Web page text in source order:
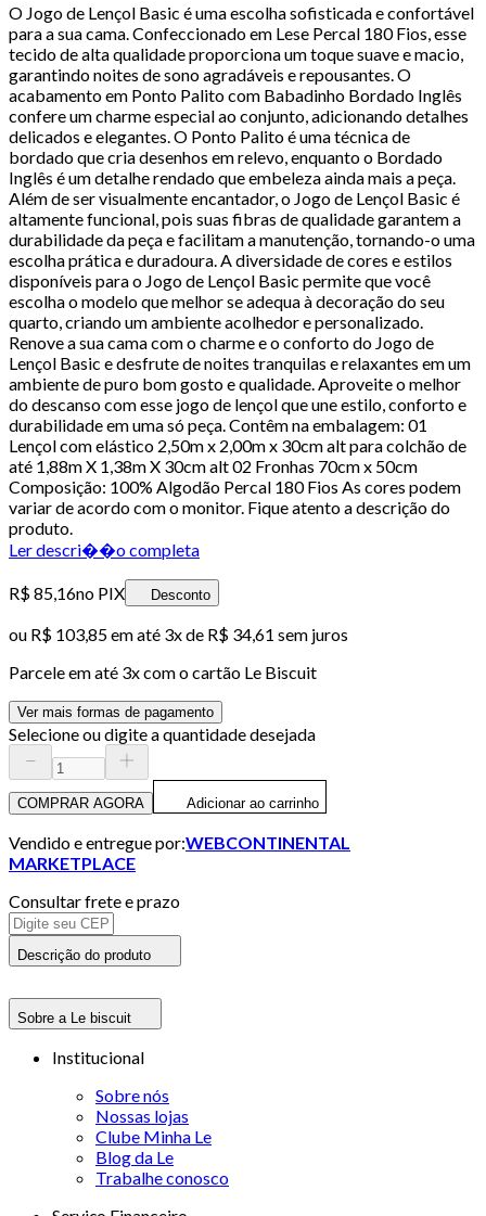
O Jogo de Lençol Basic é uma escolha sofisticada e confortável
para a sua cama. Confeccionado em Lese Percal 180 Fios, esse
tecido de alta qualidade proporciona um toque suave e macio,
garantindo noites de sono agradáveis e repousantes. O
acabamento em Ponto Palito com Babadinho Bordado Inglês
confere um charme especial ao conjunto, adicionando detalhes
delicados e elegantes. O Ponto Palito é uma técnica de
bordado que cria desenhos em relevo, enquanto o Bordado
Inglês é um detalhe rendado que embeleza ainda mais a peça.
Além de ser visualmente encantador, o Jogo de Lençol Basic é
altamente funcional, pois suas fibras de qualidade garantem a
durabilidade da peça e facilitam a manutenção, tornando-o uma
escolha prática e duradoura. A diversidade de cores e estilos
disponíveis para o Jogo de Lençol Basic permite que você
escolha o modelo que melhor se adequa à decoração do seu
quarto, criando um ambiente acolhedor e personalizado.
Renove a sua cama com o charme e o conforto do Jogo de
Lençol Basic e desfrute de noites tranquilas e relaxantes em um
ambiente de puro bom gosto e qualidade. Aproveite o melhor
do descanso com esse jogo de lençol que une estilo, conforto e
durabilidade em uma só peça. Contêm na embalagem: 01
Lençol com elástico 2,50m x 2,00m x 30cm alt para colchão de
até 1,88m X 1,38m X 30cm alt 02 Fronhas 70cm x 50cm
Composição: 100% Algodão Percal 180 Fios As cores podem
variar de acordo com o monitor. Fique atento a descrição do
produto.
Ler descri��o completa
R$ 85,16no PIX Desconto
ou R$ 103,85em até 3x de R$ 34,61 sem juros
Parcele em até 3x com o cartão Le Biscuit
Ver mais formas de pagamento
Selecione ou digite a quantidade desejada
COMPRAR AGORA Adicionar ao carrinho
Vendido e entregue por:WEBCONTINENTAL
MARKETPLACE
Consultar frete e prazo
Descrição do produto
Sobre a Le biscuit
Institucional
Sobre nós
Nossas lojas
Clube Minha Le
Blog da Le
Trabalhe conosco